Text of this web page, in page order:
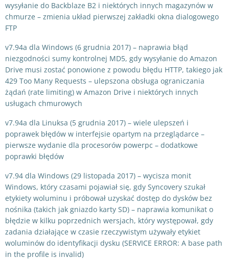
wysyłanie do Backblaze B2 i niektórych innych magazynów w
chmurze – zmienia układ pierwszej zakładki okna dialogowego
FTP
v7.94a dla Windows (6 grudnia 2017) – naprawia błąd
niezgodności sumy kontrolnej MD5, gdy wysyłanie do Amazon
Drive musi zostać ponowione z powodu błędu HTTP, takiego jak
429 Too Many Requests – ulepszona obsługa ograniczania
żądań (rate limiting) w Amazon Drive i niektórych innych
usługach chmurowych
v7.94a dla Linuksa (5 grudnia 2017) – wiele ulepszeń i
poprawek błędów w interfejsie opartym na przeglądarce –
pierwsze wydanie dla procesorów powerpc – dodatkowe
poprawki błędów
v7.94 dla Windows (29 listopada 2017) – wycisza monit
Windows, który czasami pojawiał się, gdy Syncovery szukał
etykiety woluminu i próbował uzyskać dostęp do dysków bez
nośnika (takich jak gniazdo karty SD) – naprawia komunikat o
błędzie w kilku poprzednich wersjach, który występował, gdy
zadania działające w czasie rzeczywistym używały etykiet
woluminów do identyfikacji dysku (SERVICE ERROR: A base path
in the profile is invalid)